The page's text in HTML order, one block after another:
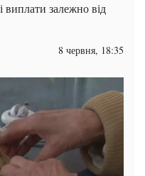
виплати залежно від
8 червня, 18:35